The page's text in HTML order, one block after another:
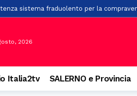
sistema fraduolento per la
trovato nel cortile di un palazzo a
urbana, 47 milioni di euro in
con successo l’ XI edizione del
rende omaggio al pensiero di Aldo
2026
Italia2tv SALERNO e Provincia